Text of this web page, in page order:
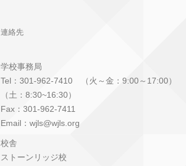
連絡先
学校事務局
Tel：301-962-7410 （火～金：9:00～17:00）
（土：8:30~16:30）
Fax：301-962-7411
Email：wjls@wjls.org
校舎
ストーンリッジ校